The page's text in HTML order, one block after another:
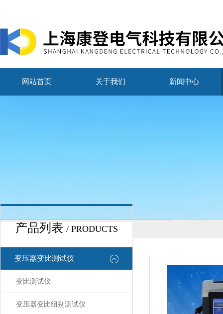
网站首页 关于我们 新闻中心
产品列表 / PRODUCTS
变压器变比测试仪
变比测试仪
变压器变比组别测试仪